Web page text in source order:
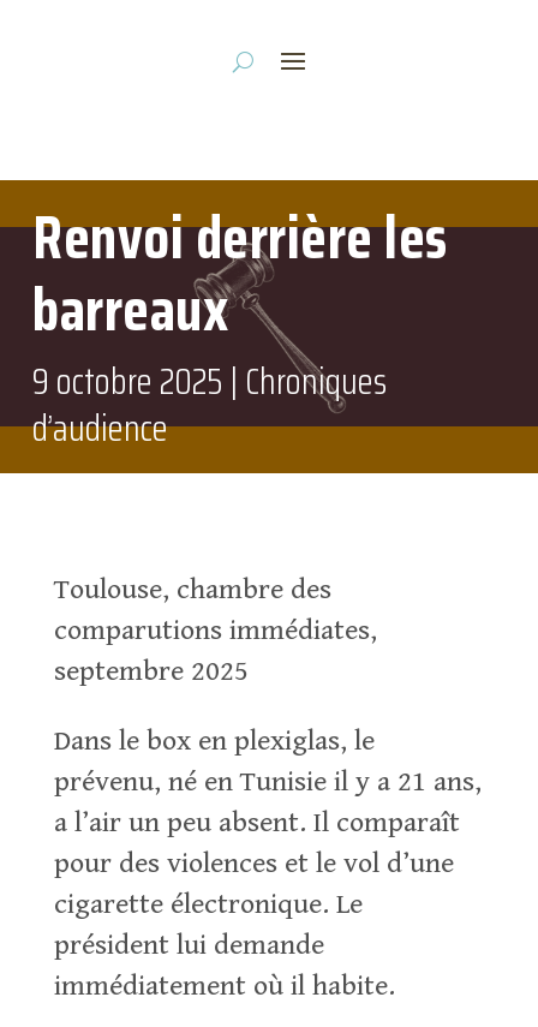
Renvoi derrière les
barreaux
9 octobre 2025 | Chroniques
d’audience
Toulouse, chambre des
comparutions immédiates,
septembre 2025
Dans le box en plexiglas, le
prévenu, né en Tunisie il y a 21 ans,
a l’air un peu absent. Il comparaît
pour des violences et le vol d’une
cigarette électronique. Le
président lui demande
immédiatement où il habite.